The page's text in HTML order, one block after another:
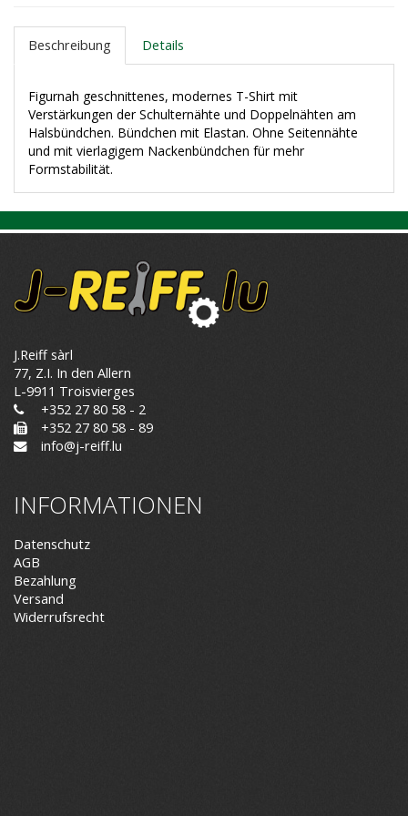
Beschreibung Details
Figurnah geschnittenes, modernes T-Shirt mit
Verstärkungen der Schulternähte und Doppelnähten am
Halsbündchen. Bündchen mit Elastan. Ohne Seitennähte
und mit vierlagigem Nackenbündchen für mehr
Formstabilität.
J.Reiff sàrl
77, Z.I. In den Allern
L-9911 Troisvierges
+352 27 80 58 - 2
+352 27 80 58 - 89
info@j-reiff.lu
INFORMATIONEN
Datenschutz
AGB
Bezahlung
Versand
Widerrufsrecht